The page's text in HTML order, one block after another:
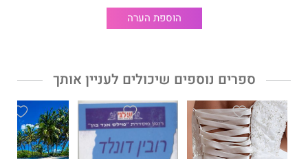
הוספת הערה
ספרים נוספים שיכולים לעניין אותך